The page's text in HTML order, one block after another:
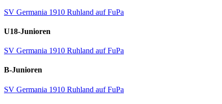
SV Germania 1910 Ruhland auf FuPa
U18-Junioren
SV Germania 1910 Ruhland auf FuPa
B-Junioren
SV Germania 1910 Ruhland auf FuPa